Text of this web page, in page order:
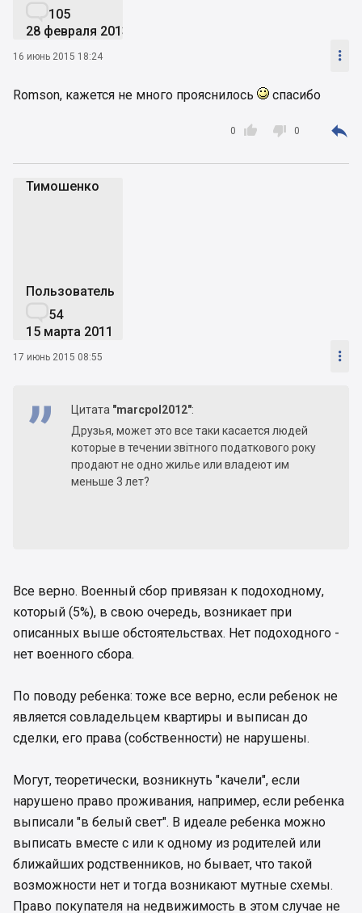
105
28 февраля 2013
16 июнь 2015 18:24 
Romson, кажется не много прояснилось спасибо

0  0 
Тимошенко
Пользователь
54
15 марта 2011
17 июнь 2015 08:55 
Цитата "marcpol2012":
Друзья, может это все таки касается людей
которые в течении звітного податкового року
продают не одно жилье или владеют им
меньше 3 лет?
загальний місячний (річний) оподатковуваний
дохід, до якого, зокрема, включається і частина
доходу від операцій з нерухомим майном (пп.
1.2 п. 16¹ підрозділу 10 розділу ХХ Податкового
кодексу України – ПКУ).Порядок оподаткування
отриманий громадянином – від продажу
нерухомого майна, не частіше 1 разу протягом
звітного податкового року та за умови
оподаткуванню. Це правило дійсне і для
оподаткування військовим збором. При цьому
умова перебування проданої нерухомості у
власності платника податку не
розповсюджується на майно, отримане у
спадщину.
Все верно. Военный сбор привязан к подоходному,
который (5%), в свою очередь, возникает при
описанных выше обстоятельствах. Нет подоходного -
нет военного сбора.
По поводу ребенка: тоже все верно, если ребенок не
является совладельцем квартиры и выписан до
сделки, его права (собственности) не нарушены.
Могут, теоретически, возникнуть "качели", если
нарушено право проживания, например, если ребенка
выписали "в белый свет". В идеале ребенка можно
выписать вместе с или к одному из родителей или
ближайших родственников, но бывает, что такой
возможности нет и тогда возникают мутные схемы.
Право покупателя на недвижимость в этом случае не